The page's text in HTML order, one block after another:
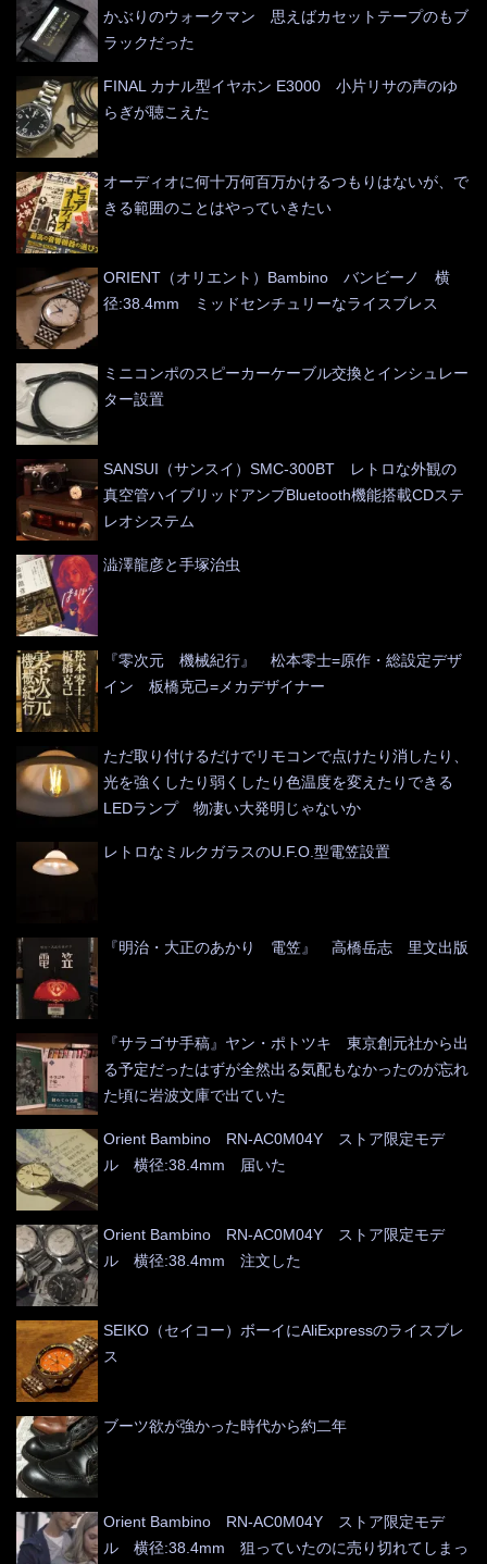
かぶりのウォークマン 思えばカセットテープのもブ
ラックだった
FINAL カナル型イヤホン E3000 小片リサの声のゆ
らぎが聴こえた
オーディオに何十万何百万かけるつもりはないが、で
きる範囲のことはやっていきたい
ORIENT（オリエント）Bambino バンビーノ 横
径:38.4mm ミッドセンチュリーなライスブレス
ミニコンポのスピーカーケーブル交換とインシュレー
ター設置
SANSUI（サンスイ）SMC-300BT レトロな外観の
真空管ハイブリッドアンプBluetooth機能搭載CDステ
レオシステム
澁澤龍彦と手塚治虫
『零次元 機械紀行』 松本零士=原作・総設定デザ
イン 板橋克己=メカデザイナー
ただ取り付けるだけでリモコンで点けたり消したり、
光を強くしたり弱くしたり色温度を変えたりできる
LEDランプ 物凄い大発明じゃないか
レトロなミルクガラスのU.F.O.型電笠設置
『明治・大正のあかり 電笠』 高橋岳志 里文出版
『サラゴサ手稿』ヤン・ポトツキ 東京創元社から出
る予定だったはずが全然出る気配もなかったのが忘れ
た頃に岩波文庫で出ていた
Orient Bambino RN-AC0M04Y ストア限定モデ
ル 横径:38.4mm 届いた
Orient Bambino RN-AC0M04Y ストア限定モデ
ル 横径:38.4mm 注文した
SEIKO（セイコー）ボーイにAliExpressのライスブレ
ス
ブーツ欲が強かった時代から約二年
Orient Bambino RN-AC0M04Y ストア限定モデ
ル 横径:38.4mm 狙っていたのに売り切れてしまっ